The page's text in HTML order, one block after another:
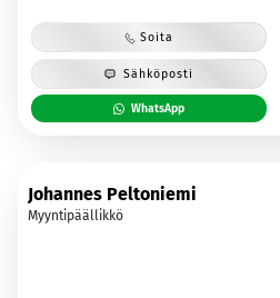
Soita
Sähköposti
WhatsApp
Johannes Peltoniemi
Myyntipäällikkö